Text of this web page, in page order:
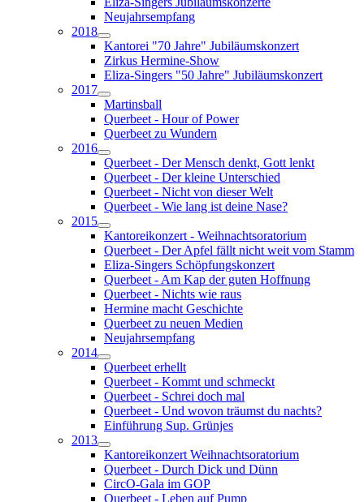
Neujahrsempfang
2018
Kantorei "70 Jahre" Jubiläumskonzert
Zirkus Hermine-Show
Eliza-Singers "50 Jahre" Jubiläumskonzert
2017
Martinsball
Querbeet - Hour of Power
Querbeet zu Wundern
2016
Querbeet - Der Mensch denkt, Gott lenkt
Querbeet - Der kleine Unterschied
Querbeet - Nicht von dieser Welt
Querbeet - Wie lang ist deine Nase?
2015
Kantoreikonzert - Weihnachtsoratorium
Querbeet - Der Apfel fällt nicht weit vom Stamm
Eliza-Singers Schöpfungskonzert
Querbeet - Am Kap der guten Hoffnung
Querbeet - Nichts wie raus
Hermine macht Geschichte
Querbeet zu neuen Medien
Neujahrsempfang
2014
Querbeet erhellt
Querbeet - Kommt und schmeckt
Querbeet - Schrei doch mal
Querbeet - Und wovon träumst du nachts?
Einführung Sup. Grünjes
2013
Kantoreikonzert Weihnachtsoratorium
Querbeet - Durch Dick und Dünn
CircO-Gala im GOP
Querbeet - Leben auf Pump